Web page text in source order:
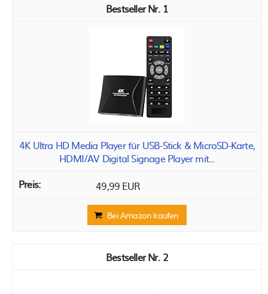
1
4K Ultra HD Media Player für USB-Stick & MicroSD-Karte,
HDMI/AV Digital Signage Player mit...
49,99 EUR
Bei Amazon kaufen
2